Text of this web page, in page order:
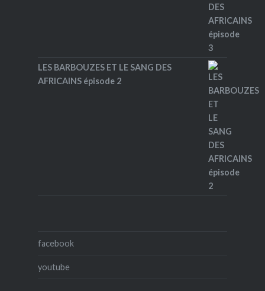
LES BARBOUZES ET LE SANG DES
AFRICAINS épisode 2
facebook
youtube